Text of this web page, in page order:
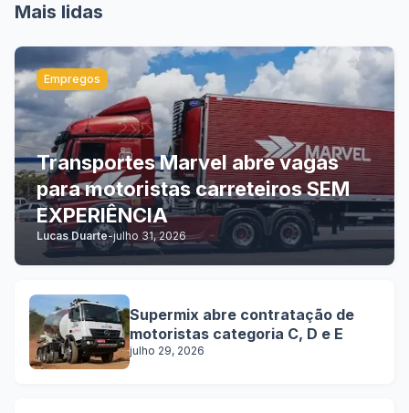
Mais lidas
Empregos
Transportes Marvel abre vagas
para motoristas carreteiros SEM
EXPERIÊNCIA
Lucas Duarte-julho 31, 2026
Supermix abre contratação de
motoristas categoria C, D e E
julho 29, 2026